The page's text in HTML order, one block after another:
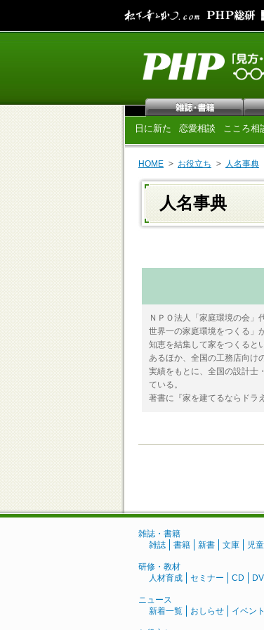
日に新た 恋愛相談 こころ相
HOME お役立ち 人名事典
人名事典
ＮＰＯ法人「家庭環境の会」
世界一の家庭環境をつくる」
知恵を結集して家をつくると
あるほか、全国の工務店向け
実績をもとに、全国の設計士
ている。
著書に『家を建てるならドラ
雑誌・書籍
雑誌
書籍 新書 文庫 児
研修・教材
人材育成
セミナー CD
ニュース
新着一覧
おしらせ イベント